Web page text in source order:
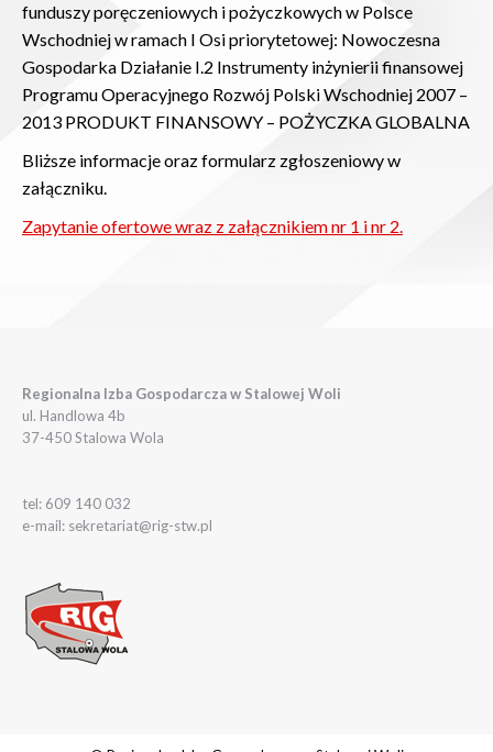
funduszy poręczeniowych i pożyczkowych w Polsce
Wschodniej w ramach I Osi priorytetowej: Nowoczesna
Gospodarka Działanie I.2 Instrumenty inżynierii finansowej
Programu Operacyjnego Rozwój Polski Wschodniej 2007 –
2013 PRODUKT FINANSOWY – POŻYCZKA GLOBALNA
Bliższe informacje oraz formularz zgłoszeniowy w
załączniku.
Zapytanie ofertowe wraz z załącznikiem nr 1 i nr 2.
Regionalna Izba Gospodarcza w Stalowej Woli
ul. Handlowa 4b
37-450 Stalowa Wola
tel: 609 140 032
e-mail: sekretariat@rig-stw.pl